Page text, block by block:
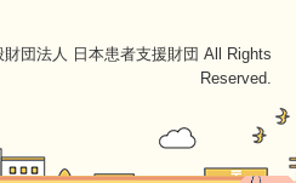
団法人 日本患者支援財団 All Rights
Reserved.